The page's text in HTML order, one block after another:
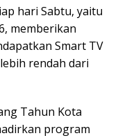
hari Sabtu, yaitu
memberikan
Smart TV
rendah dari
Tahun Kota
program